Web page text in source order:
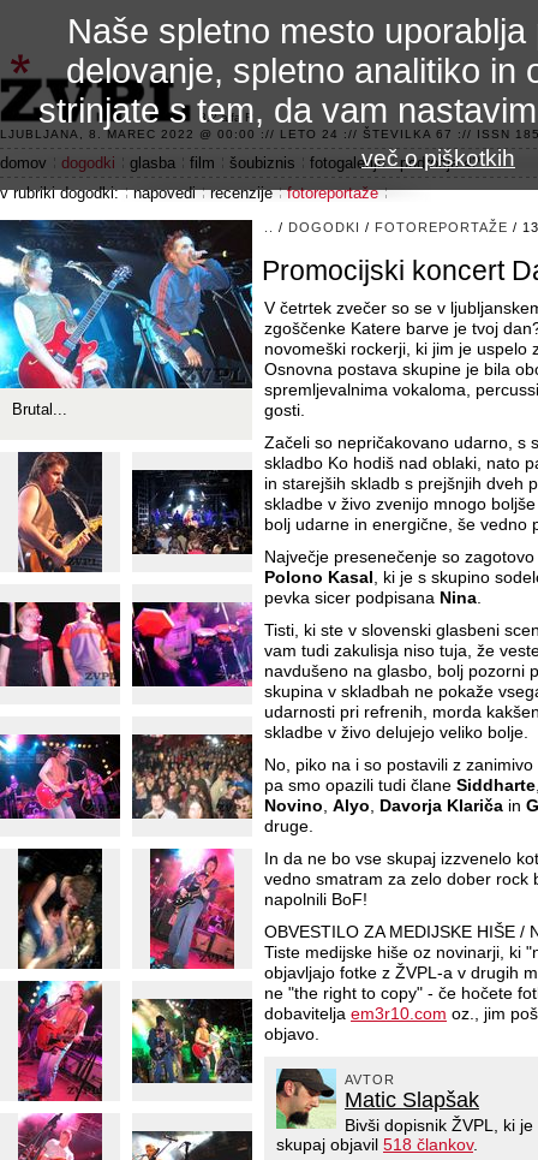
3.2 alfa R
LJUBLJANA, 8. MAREC 2022 @ 00:00 :// LETO 24 :// ŠTEVILKA 67 :// ISSN
domov dogodki glasba film šoubiznis fotogalerije
področje 42
v rubriki dogodki:
napovedi recenzije fotoreportaže
/ DOGODKI / FOTOREPORTAŽE /
Promocijski koncert
V četrtek zvečer so se v
zgoščenke Katere barve je tvoj
novomeški rockerji, ki jim je uspelo
Osnovna postava skupine je bila
spremljevalnima vokaloma,
gosti.
Začeli so nepričakovano udarno, s
skladbo Ko hodiš nad oblaki, nato
in starejših skladb s prejšnjih dveh
skladbe v živo zvenijo mnogo
bolj udarne in energične, še vedno
Največje presenečenje so
Polono Kasal , ki je s skupino
pevka sicer podpisana Nina.
Tisti, ki ste v slovenski glasbeni
vam tudi zakulisja niso tuja, že
navdušeno na glasbo, bolj pozorni
skupina v skladbah ne pokaže
udarnosti pri refrenih, morda
skladbe v živo delujejo veliko bolje.
No, piko na i so postavili z
pa smo opazili tudi člane Siddharte
Novino, Alyo, Davorja Klariča in
druge.
In da ne bo vse skupaj izzvenelo
vedno smatram za zelo dober rock
napolnili BoF!
OBVESTILO ZA MEDIJSKE HIŠE /
Tiste medijske hiše oz novinarji, ki
objavljajo fotke z ŽVPL-a v drugih
ne "the right to copy" - če hočete
dobavitelja em3r10.com oz., jim
objavo.
AVTOR
Matic Slapšak
Bivši dopisnik ŽVPL, ki
skupaj objavil 518 člankov.
Brutal...
Naše spletno mesto
delovanje, spletno analitiko in
strinjate s tem, da vam
več o piškotkih